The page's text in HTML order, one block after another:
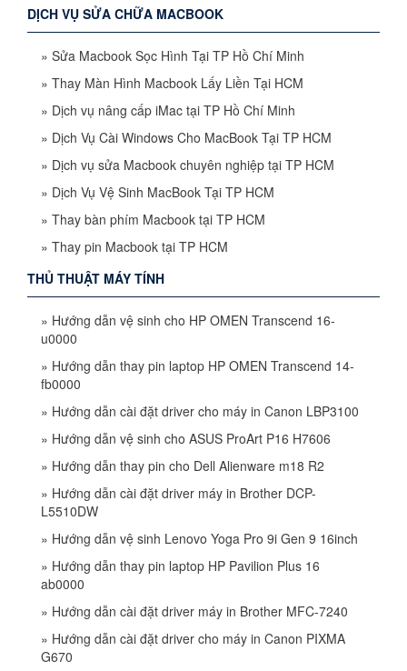
DỊCH VỤ SỬA CHỮA MACBOOK
» Sửa Macbook Sọc Hình Tại TP Hồ Chí Minh
» Thay Màn Hình Macbook Lấy Liền Tại HCM
» Dịch vụ nâng cấp iMac tại TP Hồ Chí Minh
» Dịch Vụ Cài Windows Cho MacBook Tại TP HCM
» Dịch vụ sửa Macbook chuyên nghiệp tại TP HCM
» Dịch Vụ Vệ Sinh MacBook Tại TP HCM
» Thay bàn phím Macbook tại TP HCM
» Thay pin Macbook tại TP HCM
THỦ THUẬT MÁY TÍNH
» Hướng dẫn vệ sinh cho HP OMEN Transcend 16-
u0000
» Hướng dẫn thay pin laptop HP OMEN Transcend 14-
fb0000
» Hướng dẫn cài đặt driver cho máy in Canon LBP3100
» Hướng dẫn vệ sinh cho ASUS ProArt P16 H7606
» Hướng dẫn thay pin cho Dell Alienware m18 R2
» Hướng dẫn cài đặt driver máy in Brother DCP-
L5510DW
» Hướng dẫn vệ sinh Lenovo Yoga Pro 9i Gen 9 16inch
» Hướng dẫn thay pin laptop HP Pavilion Plus 16
ab0000
» Hướng dẫn cài đặt driver máy in Brother MFC-7240
» Hướng dẫn cài đặt driver cho máy in Canon PIXMA
G670